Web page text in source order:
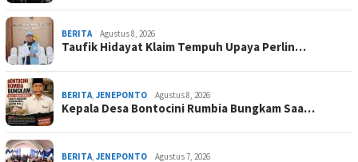
BERITA Agustus 8, 2026
Taufik Hidayat Klaim Tempuh Upaya Perlin…
BERITA, JENEPONTO Agustus 8, 2026
Kepala Desa Bontocini Rumbia Bungkam Saa…
BERITA, JENEPONTO Agustus 7, 2026